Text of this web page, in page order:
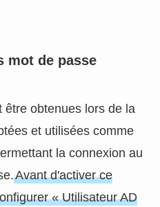
mot de passe
être obtenues lors de la
et utilisées comme
la connexion au
Avant d'activer ce
« Utilisateur AD